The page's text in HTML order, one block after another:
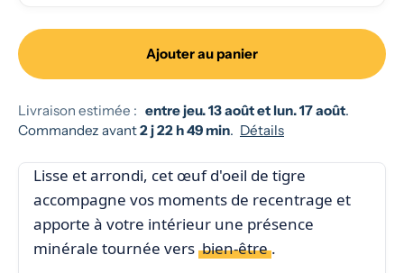
Ajouter au panier
Livraison estimée : entre jeu. 13 août et lun. 17 août.
Commandez avant2 j 22 h 49 min. Détails
Lisse et arrondi, cet œuf d'oeil de tigre
accompagne vos moments de recentrage et
apporte à votre intérieur une présence
minérale tournée vers bien-être .